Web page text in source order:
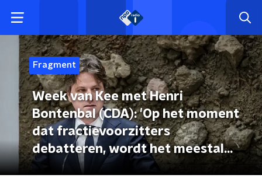
Fragment
Week van Kee met Henri
Bontenbal (CDA): 'Op het moment
dat fractievoorzitters
debatteren, wordt het meestal
heisa'